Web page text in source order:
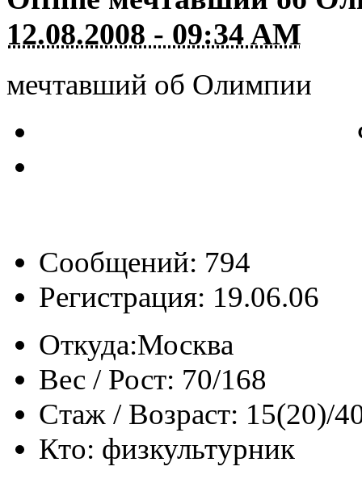
12.08.2008 - 09:34 AM
мечтавший об Олимпии
Сообщений: 794
Регистрация: 19.06.06
Откуда:Москва
Вес / Рост: 70/168
Стаж / Возраст: 15(20)/
Кто: физкультурник